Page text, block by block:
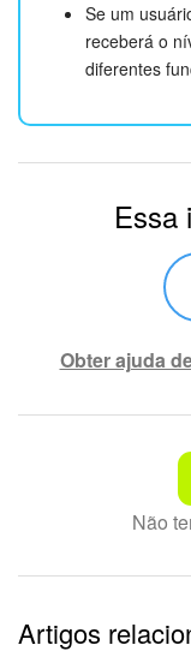
Se um
receberá o
diferentes
Essa
Obter ajuda
Não é o que
Texto
Informações
Explicação
Não
Artigos